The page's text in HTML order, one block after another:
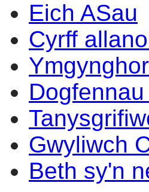
Eich ASau
Cyrff
Gwyliwch
Beth sy'n